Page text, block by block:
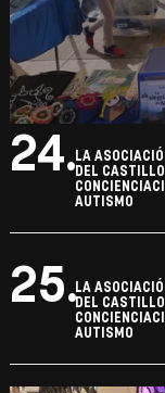
23. LA
DEL
AUTISMO